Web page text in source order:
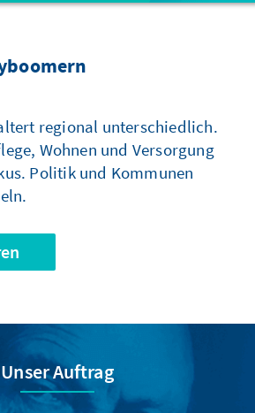
regional unterschiedlich.
Wohnen und Versorgung
Politik und Kommunen
Unser Auftrag